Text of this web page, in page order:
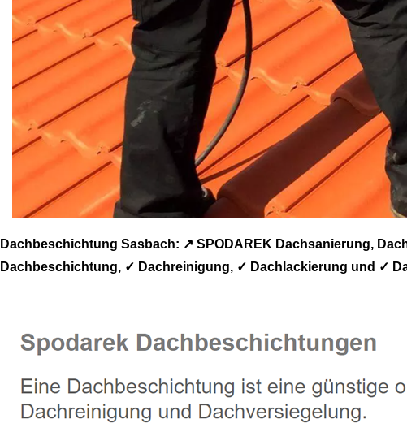
Dachbeschichtung Sasbach: ↗️ SPODAREK Dachsanierung,
Dachbeschichtung, ✓ Dachreinigung, ✓ Dachlackierung und ✓